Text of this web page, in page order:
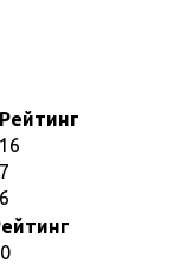
Рейтинг
16
7
6